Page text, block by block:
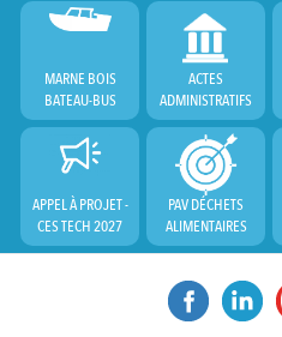
MARNE BOIS
BATEAU-BUS
ACTES
ADMINISTRATIFS
APPEL À PROJET -
CES TECH 2027
PAV DÉCHETS
ALIMENTAIRES